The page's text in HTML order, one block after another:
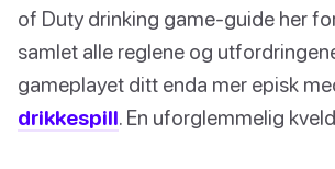
of Duty drinking game-guide her
samlet alle reglene og
gameplayet ditt enda mer episk
drikkespill. En uforglemmelig